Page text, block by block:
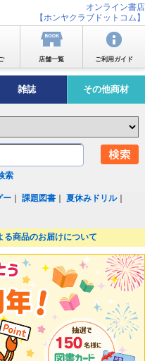
オンライン書店
【ホンヤクラブドットコム】
店舗一覧 ご利用ガイド
雑誌 その他商材
索
ー ｜課題図書 ｜夏休みドリル｜
る商品のお届けについて